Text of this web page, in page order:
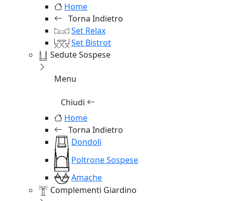
Home
Torna Indietro
Set Relax
Set Bistrot
Sedute Sospese
Menu
Chiudi
Home
Torna Indietro
Dondoli
Poltrone Sospese
Amache
Complementi Giardino